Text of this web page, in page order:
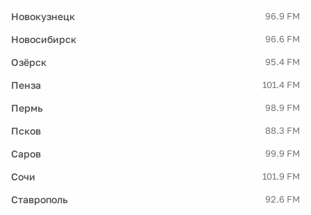
Новокузнецк 96.9 FM
Новосибирск 96.6 FM
Озёрск 95.4 FM
Пенза 101.4 FM
Пермь 98.9 FM
Псков 88.3 FM
Саров 99.9 FM
Сочи 101.9 FM
Ставрополь 92.6 FM